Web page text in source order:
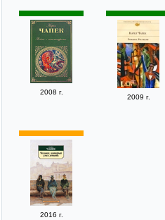
2008 г.
2009 г.
2016 г.